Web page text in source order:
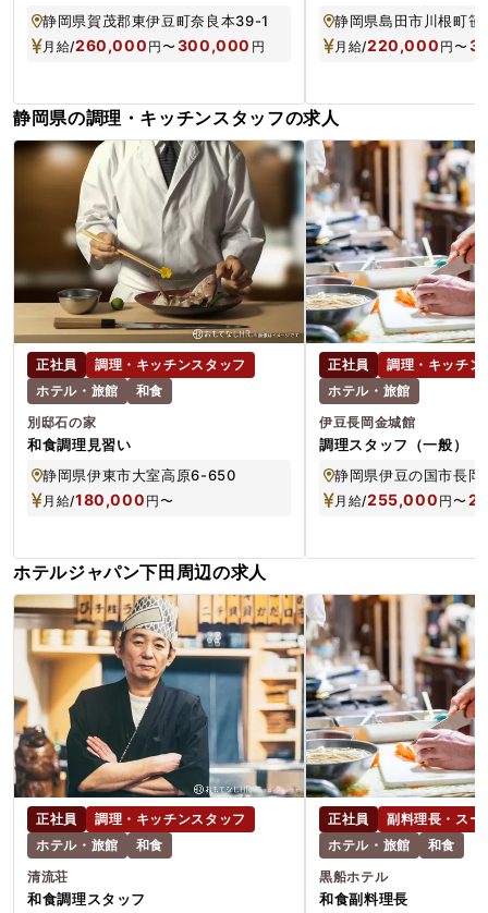
静岡県賀茂郡東伊豆町奈良本39-1
月給/260,000 円〜300,000 円
／賞与年2回／寮あり）
静岡県島田市川根町
月給/220,000 円〜
静岡県の調理・キッチンスタッフの求人
正社員
調理・キッチンスタッフ
ホテル・旅館
和食
別邸石の家
和食調理見習い
静岡県伊東市大室高原6-650
月給/180,000 円〜
正社員
調理・キッチン
ホテル・旅館
伊豆長岡金城館
調理スタッフ（一般）
静岡県伊豆の国市長
月給/255,000 円〜
ホテルジャパン下田周辺の求人
正社員
調理・キッチンスタッフ
ホテル・旅館
和食
清流荘
和食調理スタッフ
正社員
副料理長・スー
ホテル・旅館
和食
黒船ホテル
和食副料理長